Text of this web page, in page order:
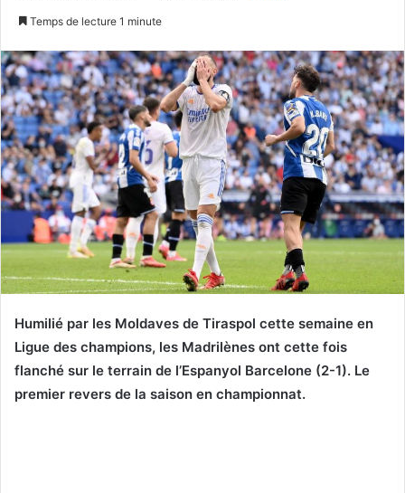
Temps de lecture 1 minute
Humilié par les Moldaves de Tiraspol cette semaine en
Ligue des champions, les Madrilènes ont cette fois
flanché sur le terrain de l’Espanyol Barcelone (2-1). Le
premier revers de la saison en championnat.